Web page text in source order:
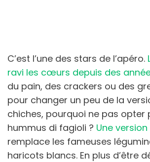
C’est l’une des stars de l’apéro.
ravi les cœurs depuis des
du pain, des crackers ou des
pour changer un peu de la
chiches, pourquoi ne pas opter
hummus di fagioli ? Une
remplace les fameuses
haricots blancs. En plus d’être